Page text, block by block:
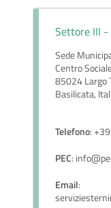
Settore III -
Sede
Centro
85024 Largo
Basilicata,
Telefono:
PEC:
Email: